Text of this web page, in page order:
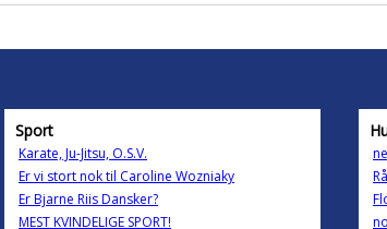
Sport
Karate, Ju-Jitsu, O.S.V.
Er vi stort nok til Caroline Wozniaky
Er Bjarne Riis Dansker?
MEST KVINDELIGE SPORT!